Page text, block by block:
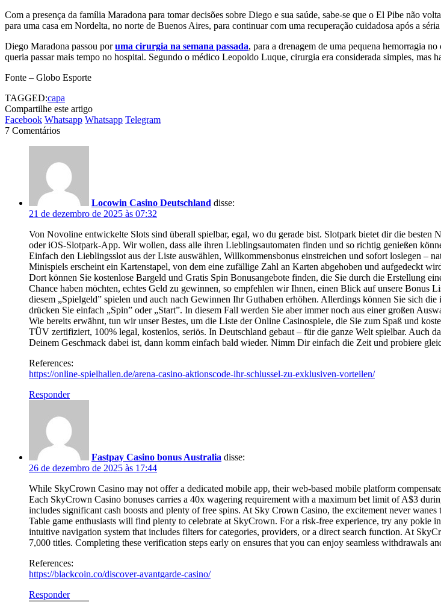
Com a presença da família Maradona para tomar decisões sobre Diego e sua saúde, sabe-se que o El Pibe não
para uma casa em Nordelta, no norte de Buenos Aires, para continuar com uma recuperação cuidadosa após a
Diego Maradona passou poruma cirurgia na semana passada, para a drenagem de uma pequena hemorragia
queria passar mais tempo no hospital. Segundo o médico Leopoldo Luque, cirurgia era considerada simples, mas
Fonte – Globo Esporte
TAGGED:capa
Compartilhe este artigo
Facebook Whatsapp Whatsapp Telegram
7 Comentários
Locowin Casino Deutschland disse:
21 de dezembro de 2025 às 07:32
Von Novoline entwickelte Slots sind überall spielbar, egal, wo du gerade bist. Slotpark bietet dir die
oder iOS-Slotpark-App. Wir wollen, dass alle ihren Lieblingsautomaten finden und so richtig genießen
Einfach den Lieblingsslot aus der Liste auswählen, Willkommensbonus einstreichen und sofort loslegen
Minispiels erscheint ein Kartenstapel, von dem eine zufällige Zahl an Karten abgehoben und aufgedeckt
Dort können Sie kostenlose Bargeld und Gratis Spin Bonusangebote finden, die Sie durch die Erstellung
Chance haben möchten, echtes Geld zu gewinnen, so empfehlen wir Ihnen, einen Blick auf unsere
diesem „Spielgeld” spielen und auch nach Gewinnen Ihr Guthaben erhöhen. Allerdings können Sie sich
drücken Sie einfach „Spin” oder „Start”. In diesem Fall werden Sie aber immer noch aus einer großen
Wie bereits erwähnt, tun wir unser Bestes, um die Liste der Online Casinospiele, die Sie zum Spaß und
TÜV zertifiziert, 100% legal, kostenlos, seriös. In Deutschland gebaut – für die ganze Welt spielbar. Auch
Deinem Geschmack dabei ist, dann komm einfach bald wieder. Nimm Dir einfach die Zeit und probiere
References:
https://online-spielhallen.de/arena-casino-aktionscode-ihr-schlussel-zu-exklusiven-vorteilen/
Responder
Fastpay Casino bonus Australia disse:
26 de dezembro de 2025 às 17:44
While SkyCrown Casino may not offer a dedicated mobile app, their web-based mobile platform
Each SkyCrown Casino bonuses carries a 40x wagering requirement with a maximum bet limit of A$3
includes significant cash boosts and plenty of free spins. At Sky Crown Casino, the excitement never
Table game enthusiasts will find plenty to celebrate at SkyCrown. For a risk-free experience, try any
intuitive navigation system that includes filters for categories, providers, or a direct search function. At
7,000 titles. Completing these verification steps early on ensures that you can enjoy seamless withdrawals
References:
https://blackcoin.co/discover-avantgarde-casino/
Responder